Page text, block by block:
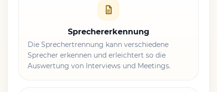
Sprechererkennung
Die Sprechertrennung kann verschiedene
Sprecher erkennen und erleichtert so die
Auswertung von Interviews und Meetings.